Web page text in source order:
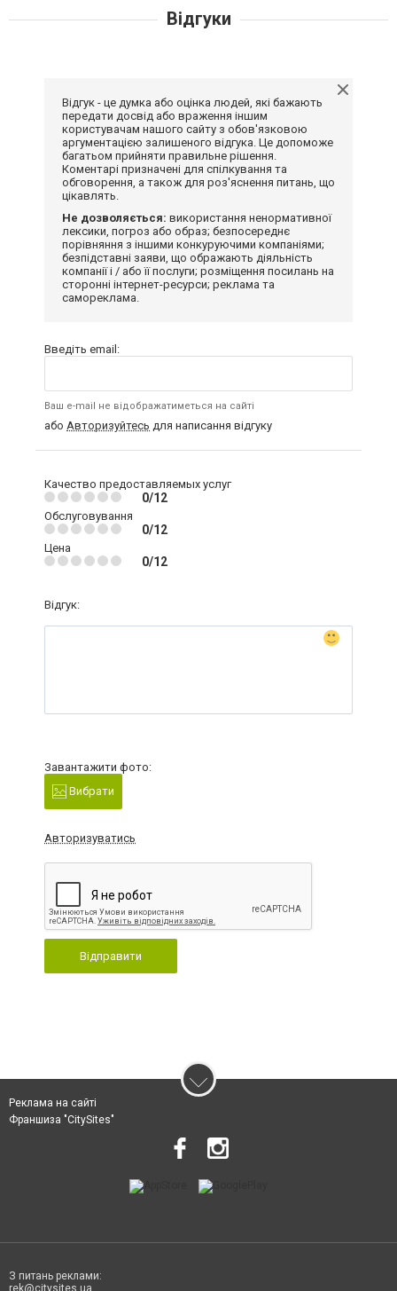
Відгуки
Відгук - це думка або оцінка людей, які бажають
передати досвід або враження іншим
користувачам нашого сайту з обов'язковою
аргументацією залишеного відгука. Це допоможе
багатьом прийняти правильне рішення.
Коментарі призначені для спілкування та
обговорення, а також для роз'яснення питань, що
цікавлять.
Не дозволяється: використання ненормативної
лексики, погроз або образ; безпосереднє
порівняння з іншими конкуруючими компаніями;
безпідставні заяви, що ображають діяльність
компанії і / або її послуги; розміщення посилань на
сторонні інтернет-ресурси; реклама та
самореклама.
Введіть email:
Ваш e-mail не відображатиметься на сайті
або Авторизуйтесь для написання відгуку
Качество предоставляемых услуг
0/12
Обслуговування
0/12
Цена
0/12
Відгук:
Завантажити фото:
Вибрати
Авторизуватись
Відправити
Реклама на сайті
Франшиза "CitySites"
З питань реклами:
rek@citysites.ua